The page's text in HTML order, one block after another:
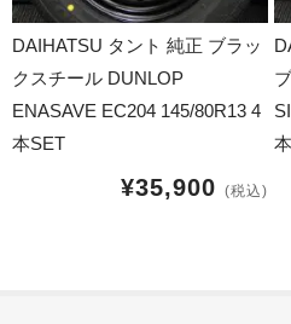
19インチ：夏タイヤホイール
20インチ：夏タイヤホイール
ホイールナット
平面座ナット
DAIHATSU タント 純正 ブラッ
クスチール DUNLOP
ENASAVE EC204 145/80R13 4
本SET
¥35,900 (税込)